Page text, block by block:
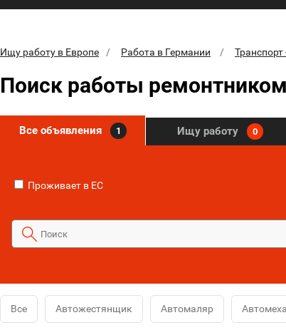
Ищу работу в Европе Работа в Германии Транспорт
Поиск работы
Все объявления 1 Ищу работу 0
Проживает в ЕС
Все Автожестянщик Автомаляр